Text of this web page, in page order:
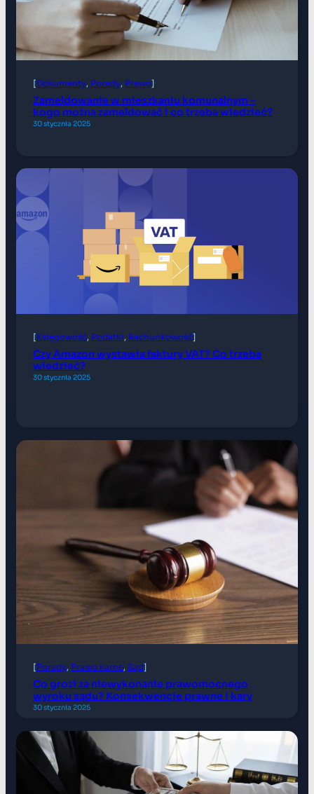
[Dokumenty, Porady, Prawo]
Zameldowanie w mieszkaniu komunalnym –
kogo można zameldować i co trzeba wiedzieć?
30 stycznia 2025
[Księgowość, Podatki, Rachunkowość]
Czy Amazon wystawia faktury VAT? Co trzeba
wiedzieć?
30 stycznia 2025
[Porady, Prawo karne, Sąd]
Co grozi za niewykonanie prawomocnego
wyroku sądu? Konsekwencje prawne i kary
30 stycznia 2025